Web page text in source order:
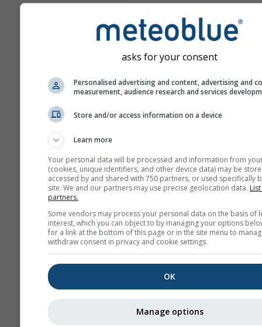
asks for your consent
Personalised advertising and content, advertising and
measurement, audience research and services
Store and/or access information on a device
Learn more
Your personal data will be processed and information from
(cookies, unique identifiers, and other device data) may be
accessed by and shared with 750 partners, or used specifically
site. We and our partners may use precise geolocation data.
partners.
Some vendors may process your personal data on the basis of
interest, which you can object to by managing your options
for a link at the bottom of this page or in the site menu to
withdraw consent in privacy and cookie settings.
OK
Manage options